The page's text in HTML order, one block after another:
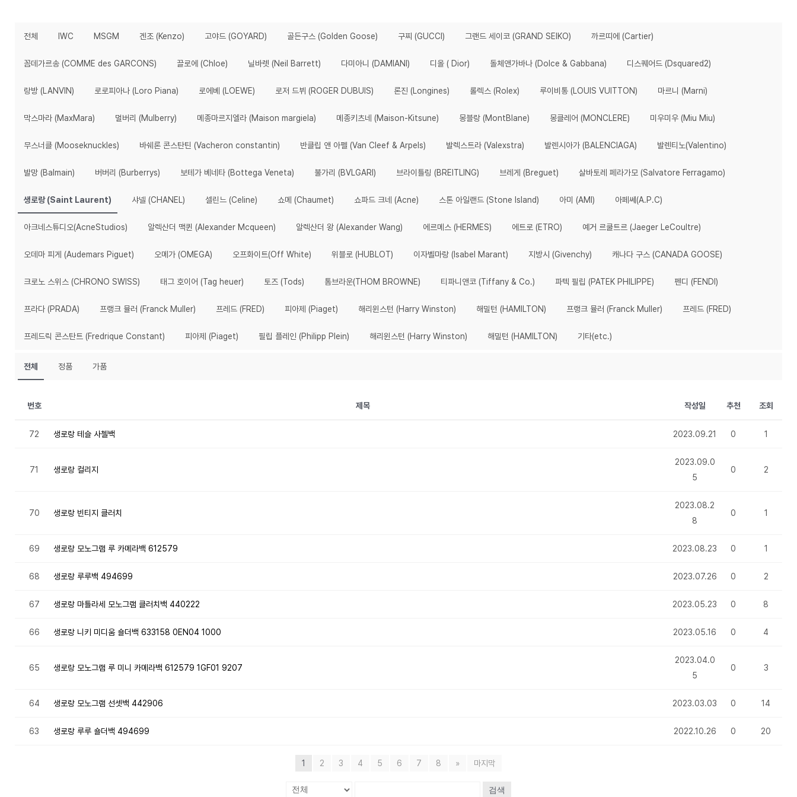
전체 IWC MSGM 겐조 (Kenzo) 고야드 (GOYARD) 골든구스 (Golden Goose) 구찌 (GUCCI) 그랜드 세이코 (GRAND SEIKO) 까르띠에 (Cartier)
꼼데가르송 (COMME des GARCONS) 끌로에 (Chloe) 닐바렛 (Neil Barrett) 다미아니 (DAMIANI) 디올 ( Dior) 돌체앤가바나 (Dolce & Gabbana) 디스퀘어드 (Dsquared2)
랑방 (LANVIN) 로로피아나 (Loro Piana) 로에베 (LOEWE) 로저 드뷔 (ROGER DUBUIS) 론진 (Longines) 롤렉스 (Rolex) 루이비통 (LOUIS VUITTON) 마르니 (Marni)
막스마라 (MaxMara) 멀버리 (Mulberry) 메종마르지엘라 (Maison margiela) 메종키츠네 (Maison-Kitsune) 몽블랑 (MontBlane) 몽클레어 (MONCLERE) 미우미우 (Miu Miu)
무스너클 (Mooseknuckles) 바쉐론 콘스탄틴 (Vacheron constantin) 반클립 앤 아펠 (Van Cleef & Arpels) 발렉스트라 (Valexstra) 발렌시아가 (BALENCIAGA) 발렌티노(Valentino)
발망 (Balmain) 버버리 (Burberrys) 보테가 베네타 (Bottega Veneta) 불가리 (BVLGARI) 브라이틀링 (BREITLING) 브레게 (Breguet) 살바토레 페라가모 (Salvatore Ferragamo)
생로랑 (Saint Laurent) 샤넬 (CHANEL) 셀린느 (Celine) 쇼메 (Chaumet) 쇼파드 크네 (Acne) 스톤 아일랜드 (Stone Island) 아미 (AMI) 아페쎄(A.P.C)
아크네스튜디오(AcneStudios) 알렉산더 맥퀸 (Alexander Mcqueen) 알렉산더 왕 (Alexander Wang) 에르메스 (HERMES) 에트로 (ETRO) 예거 르쿨트르 (Jaeger LeCoultre)
오데마 피게 (Audemars Piguet) 오메가 (OMEGA) 오프화이트(Off White) 위블로 (HUBLOT) 이자벨마랑 (Isabel Marant) 지방시 (Givenchy) 캐나다 구스 (CANADA GOOSE)
크로노 스위스 (CHRONO SWISS) 태그 호이어 (Tag heuer) 토즈 (Tods) 톰브라운(THOM BROWNE) 티파니앤코 (Tiffany & Co.) 파텍 필립 (PATEK PHILIPPE) 펜디 (FENDI)
프라다 (PRADA) 프랭크 뮬러 (Franck Muller) 프레드 (FRED) 피아제 (Piaget) 해리윈스턴 (Harry Winston) 해밀턴 (HAMILTON) 프랭크 뮬러 (Franck Muller) 프레드 (FRED)
프레드릭 콘스탄트 (Fredrique Constant) 피아제 (Piaget) 필립 플레인 (Philipp Plein) 해리윈스턴 (Harry Winston) 해밀턴 (HAMILTON) 기타(etc.)
전체 정품 가품
번호 제목 작성일 추천 조회
72 생로랑 테슬 사첼백 2023.09.21 0 1
71 생로랑 컬리지
2023.09.0
5
0 2
70 생로랑 빈티지 클러치
2023.08.2
8
0 1
69 생로랑 모노그램 루 카메라백 612579 2023.08.23 0 1
68 생로랑 루루백 494699 2023.07.26 0 2
67 생로랑 마틀라세 모노그램 클러치백 440222 2023.05.23 0 8
66 생로랑 니키 미디움 숄더백 633158 0EN04 1000 2023.05.16 0 4
65 생로랑 모노그램 루 미니 카메라백 612579 1GF01 9207
2023.04.0
5
0 3
64 생로랑 모노그램 선셋백 442906 2023.03.03 0 14
63 생로랑 루루 숄더백 494699 2022.10.26 0 20
1 2 3 4 5 6 7 8 » 마지막
검색